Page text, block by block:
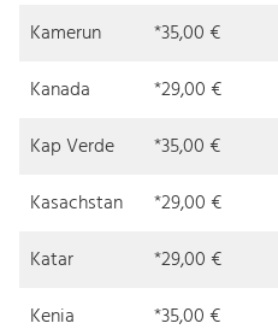
Kamerun *35,00 €
Kanada
*29,00 €
Kap Verde
*35,00 €
Kasachstan
*29,00 €
Katar
*29,00 €
Kenia
*35,00 €